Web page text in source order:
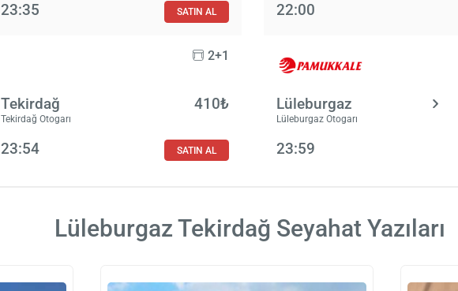
23:35 SATIN AL 22:00
2+1
Tekirdağ
Tekirdağ Otogarı
410₺
23:54 SATIN AL
Lüleburgaz
Lüleburgaz Otogarı
23:59
Lüleburgaz Tekirdağ Seyahat Yazıları